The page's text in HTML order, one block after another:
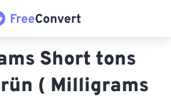
Short tons
( Milligrams